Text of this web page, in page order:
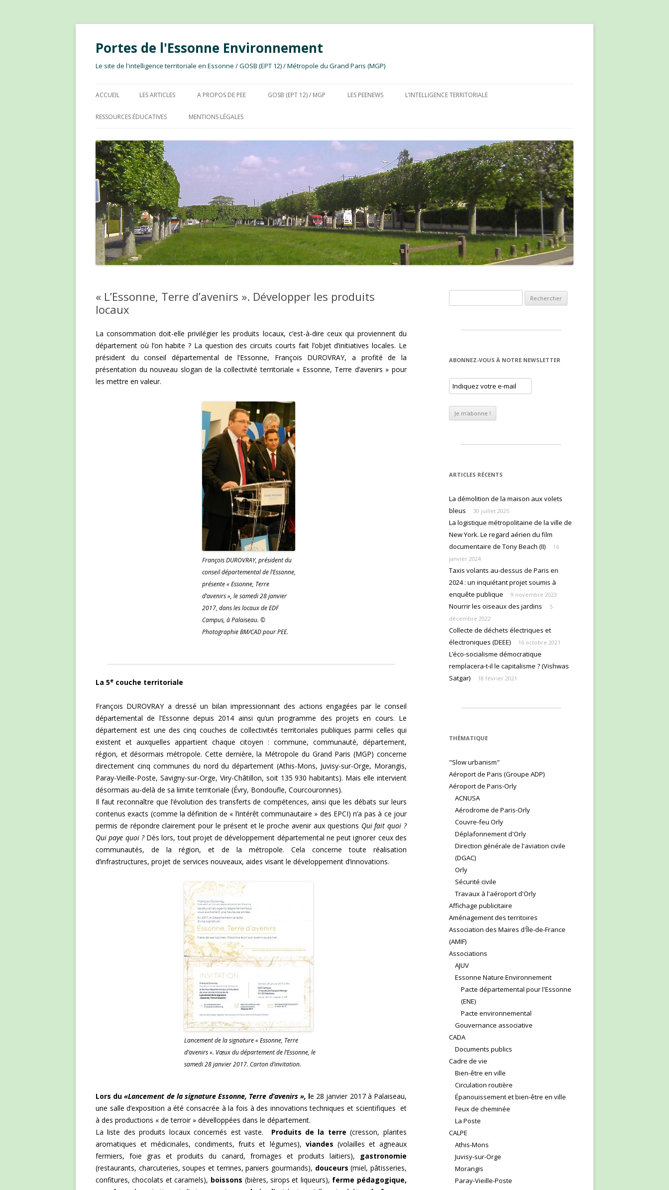
Portes de l'Essonne Environnement
Le site de l'intelligence territoriale en Essonne / GOSB (EPT 12) / Métropole du Grand Paris (MGP)
ACCUEIL LES ARTICLES A PROPOS DE PEE GOSB (EPT 12) / MGP LES PEENEWS L’INTELLIGENCE TERRITORIALE
RESSOURCES ÉDUCATIVES MENTIONS LÉGALES
« L’Essonne, Terre d’avenirs ». Développer les produits
locaux
La consommation doit-elle privilégier les produits locaux, c’est-à-dire ceux qui proviennent du
département où l’on habite ? La question des circuits courts fait l’objet d’initiatives locales. Le
président du conseil départemental de l’Essonne, François DUROVRAY, a profité de la
présentation du nouveau slogan de la collectivité territoriale « Essonne, Terre d’avenirs » pour
les mettre en valeur.
François DUROVRAY, président du
conseil départemental de l’Essonne,
présente « Essonne, Terre
d’avenirs », le samedi 28 janvier
2017, dans les locaux de EDF
Campus, à Palaiseau. ©
Photographie BM/CAD pour PEE.
La 5e couche territoriale
François DUROVRAY a dressé un bilan impressionnant des actions engagées par le conseil
départemental de l’Essonne depuis 2014 ainsi qu’un programme des projets en cours. Le
département est une des cinq couches de collectivités territoriales publiques parmi celles qui
existent et auxquelles appartient chaque citoyen : commune, communauté, département,
région, et désormais métropole. Cette dernière, la Métropole du Grand Paris (MGP) concerne
directement cinq communes du nord du département (Athis-Mons, Juvisy-sur-Orge, Morangis,
Paray-Vieille-Poste, Savigny-sur-Orge, Viry-Châtillon, soit 135 930 habitants). Mais elle intervient
désormais au-delà de sa limite territoriale (Évry, Bondoufle, Courcouronnes).
Il faut reconnaître que l’évolution des transferts de compétences, ainsi que les débats sur leurs
contenus exacts (comme la définition de « l’intérêt communautaire » des EPCI) n’a pas à ce jour
permis de répondre clairement pour le présent et le proche avenir aux questions Qui fait quoi ?
Qui paye quoi ? Dès lors, tout projet de développement départemental ne peut ignorer ceux des
communautés, de la région, et de la métropole. Cela concerne toute réalisation
d’infrastructures, projet de services nouveaux, aides visant le développement d’innovations.
Lancement de la signature « Essonne, Terre
d’avenirs ». Vœux du département de l’Essonne, le
samedi 28 janvier 2017. Carton d’invitation.
Lors du«Lancement de la signature Essonne, Terre d’avenirs », le 28 janvier 2017 à Palaiseau,
une salle d’exposition a été consacrée à la fois à des innovations techniques et scientifiques et
à des productions « de terroir » dévelloppées dans le département.
La liste des produits locaux concernés est vaste. Produits de la terre (cresson, plantes
aromatiques et médicinales, condiments, fruits et légumes), viandes (volailles et agneaux
fermiers, foie gras et produits du canard, fromages et produits laitiers), gastronomie
(restaurants, charcuteries, soupes et terrines, paniers gourmands), douceurs (miel, pâtisseries,
confitures, chocolats et caramels), boissons (bières, sirops et liqueurs), ferme pédagogique,
ABONNEZ-VOUS À NOTRE NEWSLETTER
ARTICLES RÉCENTS
La démolition de la maison aux volets
bleus
30 juillet 2025
La logistique métropolitaine de la ville de
New York. Le regard aérien du film
documentaire de Tony Beach (II)
16
janvier 2024
Taxis volants au-dessus de Paris en
2024 : un inquiétant projet soumis à
enquête publique
9 novembre 2023
Nourrir les oiseaux des jardins
5
décembre 2022
Collecte de déchets électriques et
électroniques (DEEE)
16 octobre 2021
L’éco-socialisme démocratique
remplacera-t-il le capitalisme ? (Vishwas
Satgar)
18 février 2021
THÈMATIQUE
"Slow urbanism"
Aéroport de Paris (Groupe ADP)
Aéroport de Paris-Orly
ACNUSA
Aérodrome de Paris-Orly
Couvre-feu Orly
Déplafonnement d'Orly
Direction générale de l'aviation civile
(DGAC)
Orly
Sécurité civile
Travaux à l'aéroport d'Orly
Affichage publicitaire
Aménagement des territoires
Association des Maires d'Île-de-France
(AMIF)
Associations
AJUV
Essonne Nature Environnement
Pacte départemental pour l'Essonne
(ENE)
Pacte environnemental
Gouvernance associative
CADA
Documents publics
Cadre de vie
Bien-être en ville
Circulation routière
Épanouissement et bien-être en ville
Feux de cheminée
La Poste
CALPE
Athis-Mons
Juvisy-sur-Orge
Morangis
Paray-Vieille-Poste